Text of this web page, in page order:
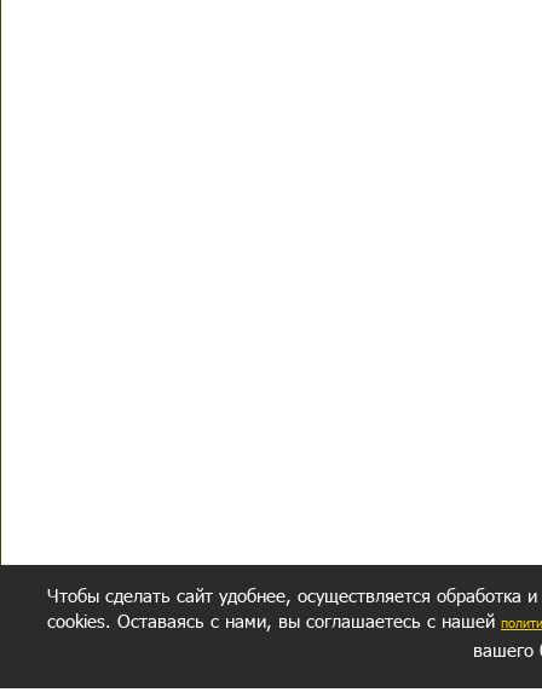
Чтобы сделать сайт удобнее, осуществляется обработка
cookies. Оставаясь с нами, вы соглашаетесь с нашей
вашего